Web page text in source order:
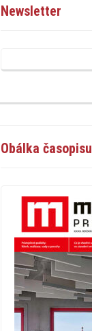
Newsletter
Obálka časopisu